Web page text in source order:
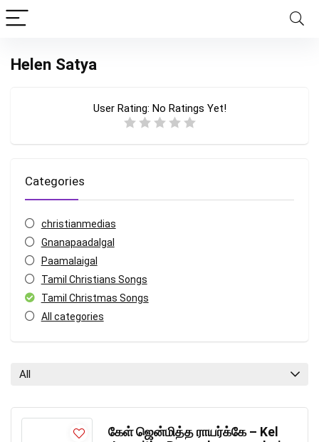
Helen Satya
User Rating: No Ratings Yet!
Categories
christianmedias
Gnanapaadalgal
Paamalaigal
Tamil Christians Songs
Tamil Christmas Songs
All categories
All
கேள் ஜென்மித்த ராயர்க்கே – Kel